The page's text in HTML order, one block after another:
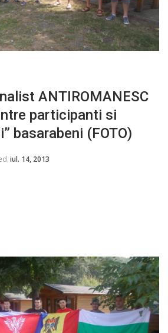
ANTIROMANESC
participanti si
basarabeni (FOTO)
iul. 14, 2013